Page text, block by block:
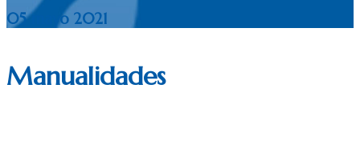
05 mayo 2021
Manualidades